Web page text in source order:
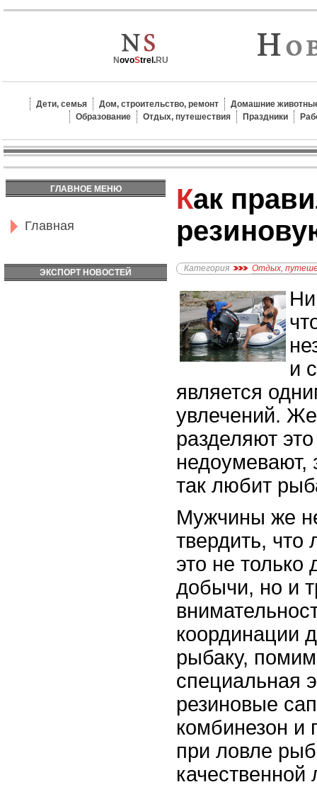
NovoStrel.RU
Дети, семья Дом, строительство, ремонт
Домашние
Образование
Отдых, путешествия Праздники
ГЛАВНОЕ МЕНЮ
Главная
ЭКСПОРТ НОВОСТЕЙ
Как правильно выбрать
Категория Отдых,
Ни
и
является
увлечений.
разделяют
недоумевают,
так любит
Мужчины же
твердить,
это не
добычи, но и
координации
рыбаку,
специальная
резиновые
комбинезон и
при ловле
качественной